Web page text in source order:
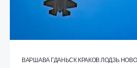
ВАРШАВА ГДАНЬСК КРАКОВЛОДЗЬ